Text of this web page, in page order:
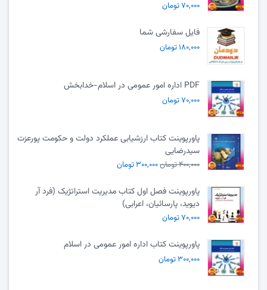
۷۰,۰۰۰ تومان
فایل سفارشی شما
۱۸۰,۰۰۰ تومان
PDF اداره امور عمومی در اسلام-خدابخش
۷۰,۰۰۰ تومان
پاورپوینت کتاب ارزشیابی عملکرد دولت و حکومت پورعزت
سیدرضایی
۴۰۰,۰۰۰ تومان ۳۰۰,۰۰۰ تومان
پاورپوینت فصل اول کتاب مدیریت استراتژیک (فرد آر
دیوید، پارسائیان، اعرابی)
۷۰,۰۰۰ تومان
پاورپوینت کتاب اداره امور عمومی در اسلام
۳۰۰,۰۰۰ تومان